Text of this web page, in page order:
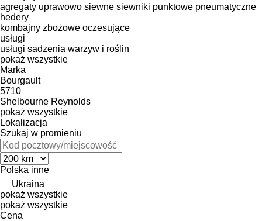
agregaty uprawowo siewne siewniki punktowe pneumatyczne
hedery
kombajny zbożowe oczesujące
usługi
usługi sadzenia warzyw i roślin
pokaż wszystkie
Marka
Bourgault
5710
Shelbourne Reynolds
pokaż wszystkie
Lokalizacja
Szukaj w promieniu
Polska inne
Ukraina
pokaż wszystkie
pokaż wszystkie
Cena